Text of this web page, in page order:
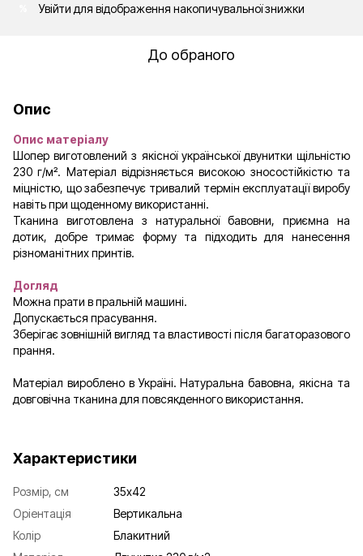
Увійти для відображення накопичувальної знижки
До обраного
Опис
Опис матеріалу
Шопер виготовлений з якісної української двунитки щільністю
230 г/м². Матеріал відрізняється високою зносостійкістю та
міцністю, що забезпечує тривалий термін експлуатації виробу
навіть при щоденному використанні.
Тканина виготовлена з натуральної бавовни, приємна на
дотик, добре тримає форму та підходить для нанесення
різноманітних принтів.
Догляд
Можна прати в пральній машині.
Допускається прасування.
Зберігає зовнішній вигляд та властивості після багаторазового
прання.
Матеріал вироблено в Україні. Натуральна бавовна, якісна та
довговічна тканина для повсякденного використання.
Характеристики
Розмір, см
35х42
Оріентація
Вертикальна
Колір
Блакитний